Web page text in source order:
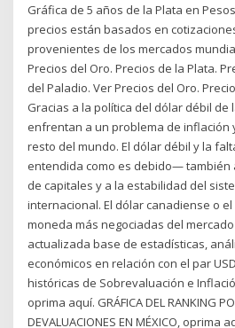
Gráfica de 5 años de la Plata en
precios están basados en
provenientes de los mercados
Precios del Oro. Precios de la Plata.
del Paladio. Ver Precios del Oro.
Gracias a la política del dólar débil de
enfrentan a un problema de inflación
resto del mundo. El dólar débil y la
entendida como es debido— también
de capitales y a la estabilidad del
internacional. El dólar canadiense o
moneda más negociadas del
actualizada base de estadísticas,
económicos en relación con el par
históricas de Sobrevaluación e
oprima aquí. GRÁFICA DEL RANKING
DEVALUACIONES EN MÉXICO, oprima